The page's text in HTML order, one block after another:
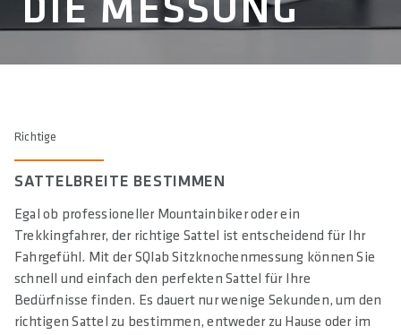
Richtige
SATTELBREITE BESTIMMEN
Egal ob professioneller Mountainbiker oder ein
Trekkingfahrer, der richtige Sattel ist entscheidend für Ihr
Fahrgefühl. Mit der SQlab Sitzknochenmessung können Sie
schnell und einfach den perfekten Sattel für Ihre
Bedürfnisse finden. Es dauert nur wenige Sekunden, um den
richtigen Sattel zu bestimmen, entweder zu Hause oder im